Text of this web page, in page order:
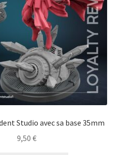
Studio avec sa base 35mm
9,50 €